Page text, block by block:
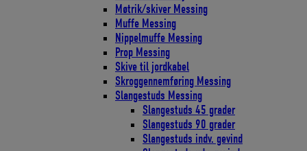
Møtrik/skiver Messing
Muffe Messing
Nippelmuffe Messing
Prop Messing
Skive til jordkabel
Skroggennemføring Messing
Slangestuds Messing
Slangestuds 45 grader
Slangestuds 90 grader
Slangestuds indv. gevind